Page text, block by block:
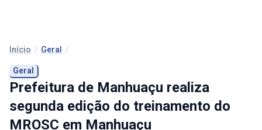
Início / Geral /
Geral
Prefeitura de Manhuaçu realiza
segunda edição do treinamento do
MROSC em Manhuaçu